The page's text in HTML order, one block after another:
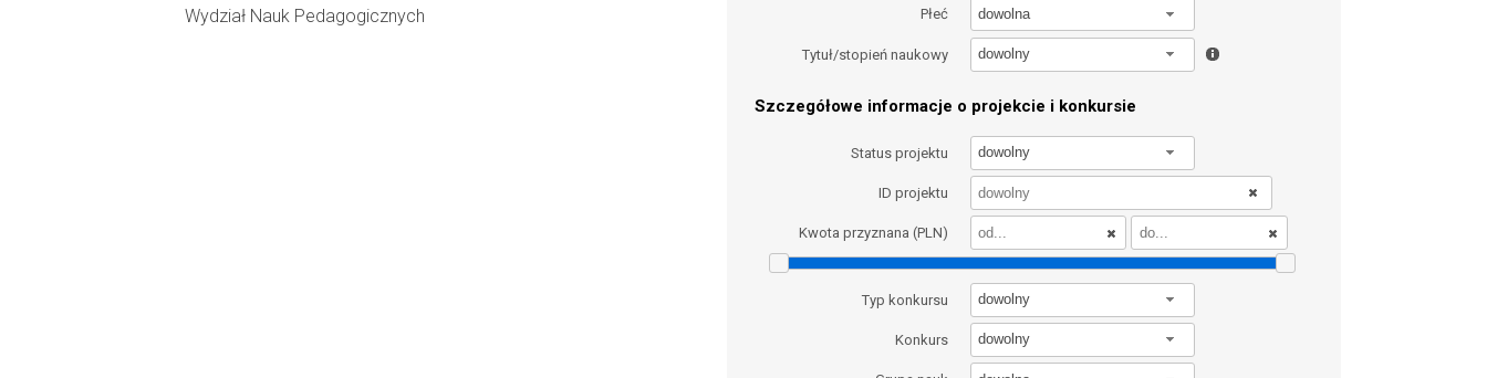
Płeć dowolna
Tytuł/stopień naukowy dowolny
Szczegółowe informacje o projekcie i konkursie
Status projektu dowolny
ID projektu
Kwota przyznana (PLN)
Typ konkursu dowolny
Konkurs dowolny
Wydział Nauk Pedagogicznych